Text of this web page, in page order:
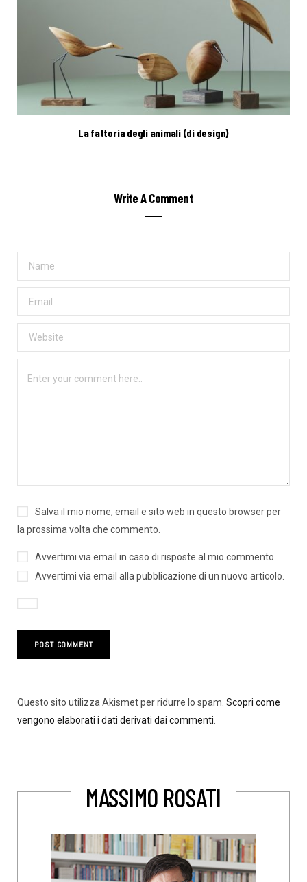
La fattoria degli animali (di design)
Write A Comment
Salva il mio nome, email e sito web in questo browser per
la prossima volta che commento.
Avvertimi via email in caso di risposte al mio commento.
Avvertimi via email alla pubblicazione di un nuovo articolo.
Questo sito utilizza Akismet per ridurre lo spam. Scopri come
vengono elaborati i dati derivati dai commenti.
MASSIMO ROSATI